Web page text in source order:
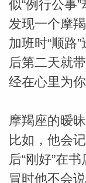
婆星座
似“例行公事
发现一个摩
加班时“顺路
后第二天就
经在心里为
摩羯座的暧
比如，他会
后“刚好”在
冒时他不会